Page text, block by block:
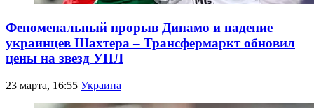
Феноменальный прорыв Динамо и падение
украинцев Шахтера – Трансфермаркт обновил
цены на звезд УПЛ
23 марта, 16:55 Украина